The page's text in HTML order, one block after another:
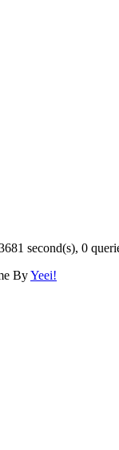
second(s), 0
ByYeei!